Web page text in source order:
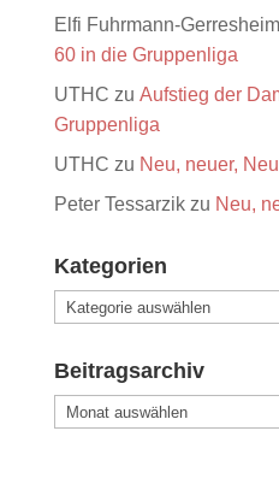
Elfi Fuhrmann-Gerresheim
60 in die Gruppenliga
UTHC zu Aufstieg der
Gruppenliga
UTHC zu Neu, neuer,
Peter Tessarzikzu Neu,
Kategorien
Kategorien
Beitragsarchiv
Beitragsarchiv